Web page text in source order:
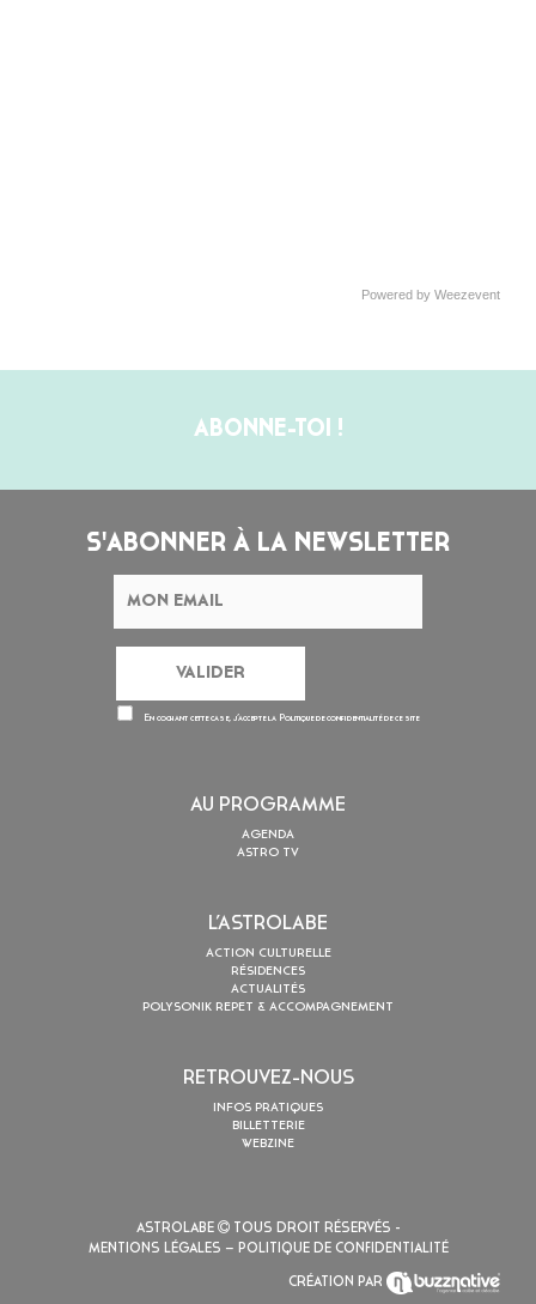
Powered by Weezevent
ABONNE-TOI !
S'ABONNER À LA NEWSLETTER
En cochant cette case, j’accepte la Politique de confidentialitéde ce site
AU PROGRAMME
AGENDA
ASTRO TV
L’ASTROLABE
ACTION CULTURELLE
RÉSIDENCES
ACTUALITÉS
POLYSONIK REPET & ACCOMPAGNEMENT
RETROUVEZ-NOUS
INFOS PRATIQUES
BILLETTERIE
WEBZINE
ASTROLABE
TOUS DROIT RÉSERVÉS -
MENTIONS LÉGALES – POLITIQUE DE CONFIDENTIALITÉ
CRÉATION PAR